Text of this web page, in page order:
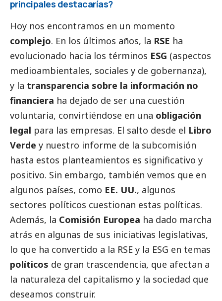
principales destacarías?
Hoy nos encontramos en un momento
complejo. En los últimos años, la RSE ha
evolucionado hacia los términos ESG (aspectos
medioambientales, sociales y de gobernanza),
y la transparencia sobre la información no
financiera ha dejado de ser una cuestión
voluntaria, convirtiéndose en una obligación
legal para las empresas. El salto desde el Libro
Verde y nuestro informe de la subcomisión
hasta estos planteamientos es significativo y
positivo. Sin embargo, también vemos que en
algunos países, como EE. UU., algunos
sectores políticos cuestionan estas políticas.
Además, la Comisión Europea ha dado marcha
atrás en algunas de sus iniciativas legislativas,
lo que ha convertido a la RSE y la ESG en temas
políticos de gran trascendencia, que afectan a
la naturaleza del capitalismo y la sociedad que
deseamos construir.